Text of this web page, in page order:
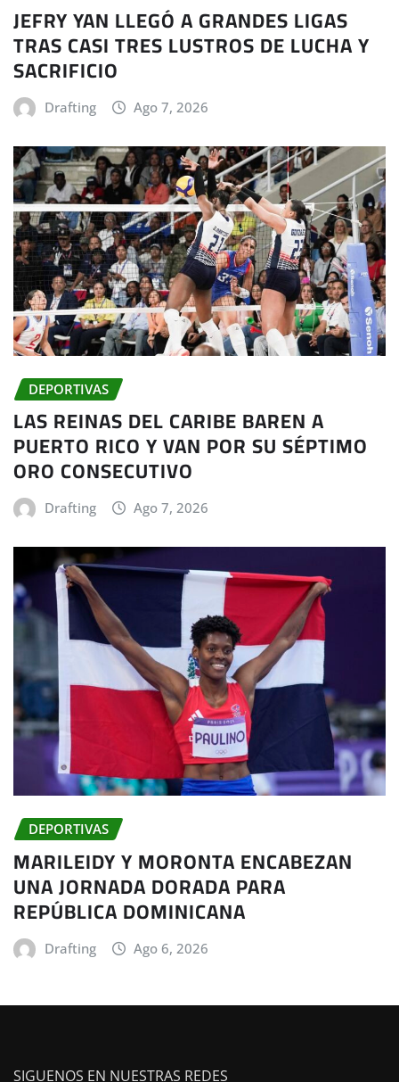
JEFRY YAN LLEGÓ A GRANDES LIGAS
TRAS CASI TRES LUSTROS DE LUCHA Y
SACRIFICIO
Drafting Ago 7, 2026
DEPORTIVAS
LAS REINAS DEL CARIBE BAREN A
PUERTO RICO Y VAN POR SU SÉPTIMO
ORO CONSECUTIVO
Drafting Ago 7, 2026
DEPORTIVAS
MARILEIDY Y MORONTA ENCABEZAN
UNA JORNADA DORADA PARA
REPÚBLICA DOMINICANA
Drafting Ago 6, 2026
SIGUENOS EN NUESTRAS REDES